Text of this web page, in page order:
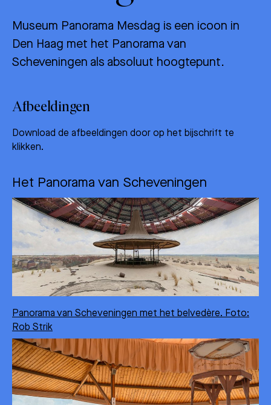
Museum Panorama Mesdag is een icoon in
Den Haag met het Panorama van
Scheveningen als absoluut hoogtepunt.
Afbeeldingen
Download de afbeeldingen door op het bijschrift te
klikken.
Het Panorama van Scheveningen
Panorama van Scheveningen met het belvedère. Foto:
Rob Strik
SHOP
STEUN
aanbieden.
Als u onderdelen uitzet, werken sommige functies binnen de
MEER INFORMATIE
ACCEPTEER ALLES